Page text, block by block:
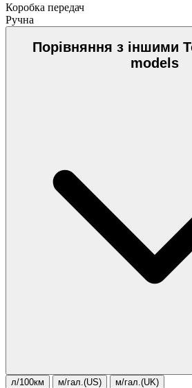
Коробка передач
Ручна
Порівняння з іншими
models
л/100км м/гал.(US) м/гал.(UK)